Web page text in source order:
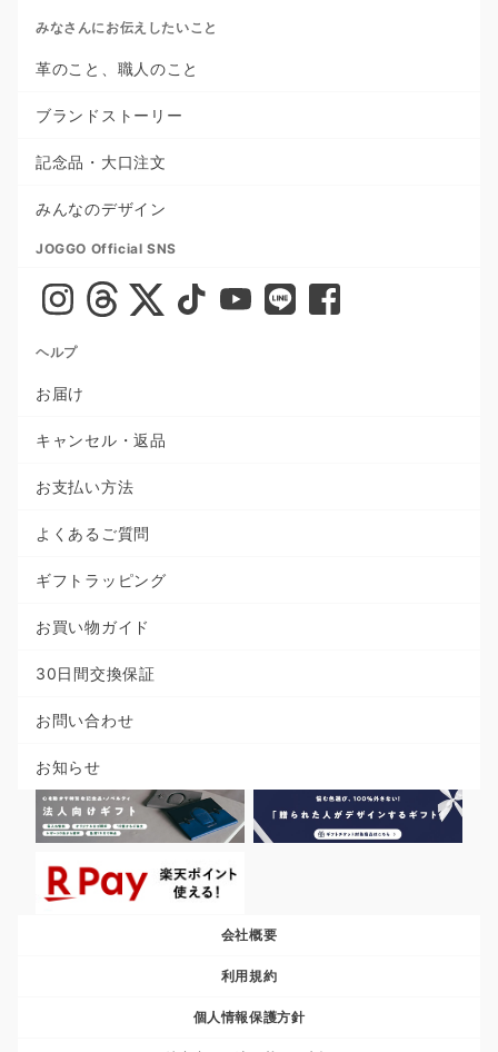
みなさんにお伝えしたいこと
革のこと、職人のこと
ブランドストーリー
記念品・大口注文
みんなのデザイン
JOGGO Official SNS
ヘルプ
お届け
キャンセル・返品
お支払い方法
よくあるご質問
ギフトラッピング
お買い物ガイド
30日間交換保証
お問い合わせ
お知らせ
会社概要
利用規約
個人情報保護方針